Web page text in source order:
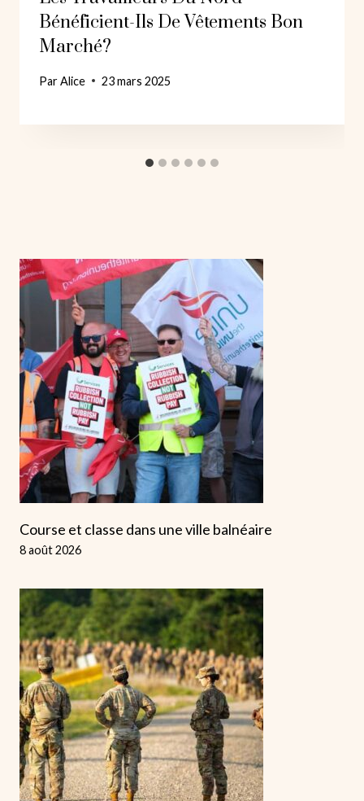
Bénéficient-Ils De Vêtements Bon
Marché?
ParAlice 23 mars 2025
Course et classe dans une ville balnéaire
8 août 2026